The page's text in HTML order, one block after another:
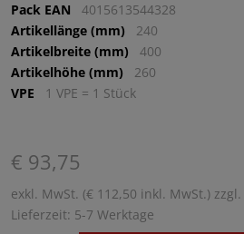
Pack EAN
4015613544328
Artikellänge (mm)
240
Artikelbreite (mm)
400
Artikelhöhe (mm)
260
VPE
1 VPE = 1 Stück
€ 93,75
exkl. MwSt. (€ 112,50 inkl. MwSt.) zzgl.
Lieferzeit: 5-7 Werktage